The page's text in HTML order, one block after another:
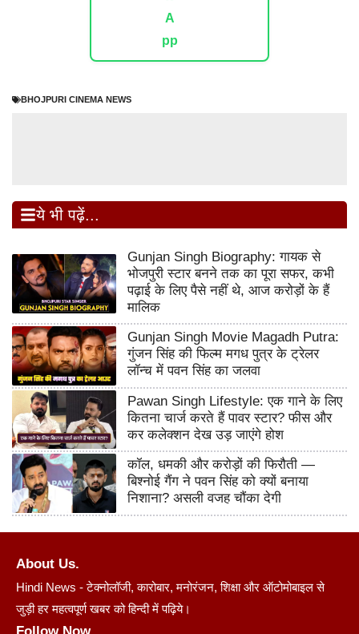
BHOJPURI CINEMA NEWS
ये भी पढ़ें...
Gunjan Singh Biography: गायक से
भोजपुरी स्टार बनने तक का पूरा सफर, कभी
पढ़ाई के लिए पैसे नहीं थे, आज करोड़ों के हैं
मालिक
Gunjan Singh Movie Magadh Putra:
गुंजन सिंह की फिल्म मगध पुत्र के ट्रेलर
लॉन्च में पवन सिंह का जलवा
Pawan Singh Lifestyle: एक गाने के लिए
कितना चार्ज करते हैं पावर स्टार? फीस और
कर कलेक्शन देख उड़ जाएंगे होश
कॉल, धमकी और करोड़ों की फिरौती —
बिश्नोई गैंग ने पवन सिंह को क्यों बनाया
निशाना? असली वजह चौंका देगी
About Us.
Hindi News - टेक्नोलॉजी, कारोबार, मनोरंजन, शिक्षा और ऑटोमोबाइल से
जुड़ी हर महत्वपूर्ण खबर को हिन्दी में पढ़िये।
Follow Now